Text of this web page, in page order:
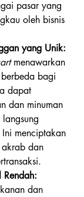
pasar yang
oleh bisnis
yang Unik:
menawarkan
bagi
dapat
dan minuman
menciptakan
dan
dan